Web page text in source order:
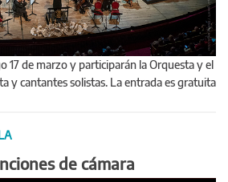
17 de marzo y participarán la Orquesta y el
y cantantes solistas. La entrada es gratuita
de cámara